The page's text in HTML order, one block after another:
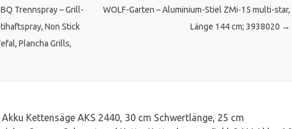
Trennspray – Grill-
Non Stick
Plancha Grills,
WOLF-Garten – Aluminium-Stiel ZMi-15 multi-star,
Länge 144 cm; 3938020 →
Kettensäge AKS 2440, 30 cm Schwertlänge, 25 cm